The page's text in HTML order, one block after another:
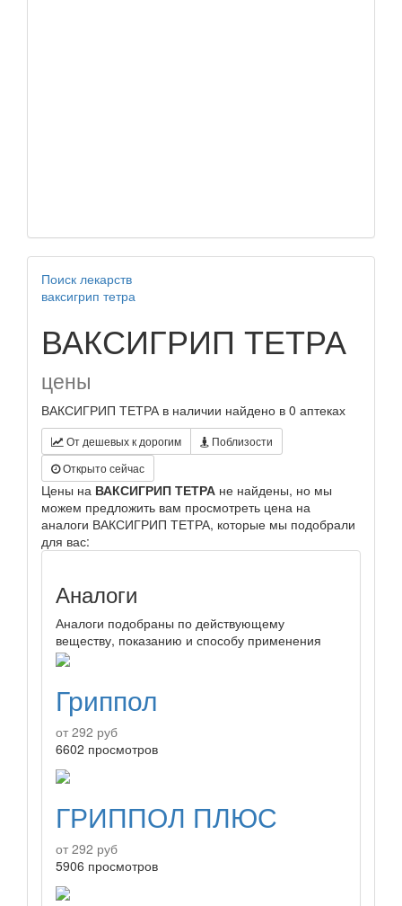
Поиск лекарств
ваксигрип тетра
ВАКСИГРИП ТЕТРА
цены
ВАКСИГРИП ТЕТРА в наличии найдено в 0 аптеках
От дешевых к дорогим
Поблизости
Открыто сейчас
Цены на ВАКСИГРИП ТЕТРА не найдены, но мы
можем предложить вам просмотреть цена на
аналоги ВАКСИГРИП ТЕТРА, которые мы подобрали
для вас:
Аналоги
Аналоги подобраны по действующему
веществу, показанию и способу применения
Гриппол
от 292 руб
6602 просмотров
ГРИППОЛ ПЛЮС
от 292 руб
5906 просмотров